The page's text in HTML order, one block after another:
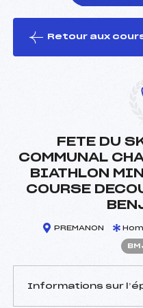
le ski
Retour aux
FETE DU
COMMUNAL
BIATHLON
COURSE
PREMANON
Informations sur